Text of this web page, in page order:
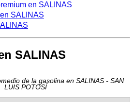
en SALINAS
SALINAS
SALINAS
de la gasolina en SALINAS - SAN
LUIS POTOSÍ